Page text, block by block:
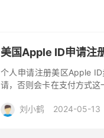
美国Apple ID申请注
个人申请注册美区Apple
请，否则会卡在支付方式
刘小鹤 2024-05-13